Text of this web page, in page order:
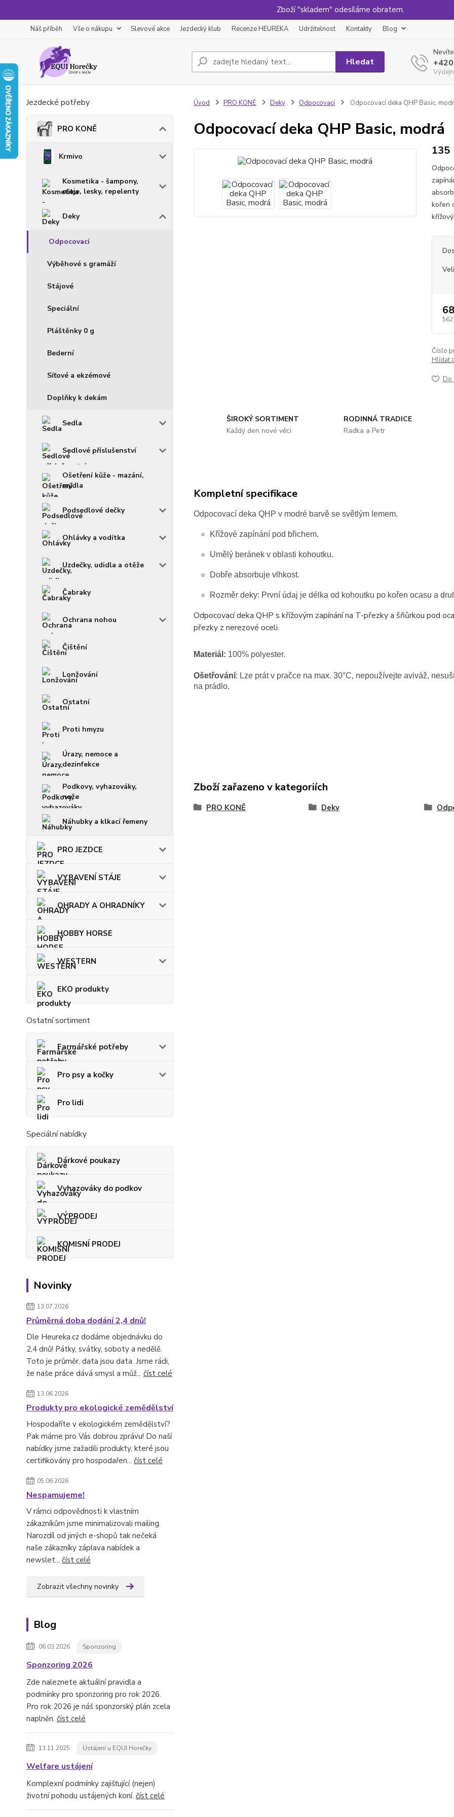
Zboží "skladem" odesíláme obratem.
Náš příběh Vše o nákupu Slevové akce Jezdecký klub Recenze HEUREKA Udržitelnost Kontakty Blog
Hledat
Jezdecké potřeby
PRO KONĚ
Krmivo
Kosmetika - šampony,
oleje, lesky, repelenty
Deky
Odpocovací
Výběhové s gramáží
Stájové
Speciální
Pláštěnky 0 g
Bederní
Síťové a ekzémové
Doplňky k dekám
Sedla
Sedlové příslušenství
Ošetření kůže - mazání,
mýdla
Podsedlové dečky
Ohlávky a vodítka
Uzdečky, udidla a otěže
Čabraky
Ochrana nohou
Čištění
Lonžování
Ostatní
Proti hmyzu
Úrazy, nemoce a
dezinfekce
Podkovy, vyhazováky,
nože
Náhubky a klkací řemeny
PRO JEZDCE
VYBAVENÍ STÁJE
OHRADY A OHRADNÍKY
HOBBY HORSE
WESTERN
EKO produkty
Ostatní sortiment
Farmářské potřeby
Pro psy a kočky
Pro lidi
Speciální nabídky
Dárkové poukazy
Vyhazováky do podkov
VÝPRODEJ
KOMISNÍ PRODEJ
Novinky
13.07.2026
Průměrná doba dodání 2,4 dnů!
Dle Heureka.cz dodáme objednávku do
2,4 dnů! Pátky, svátky, soboty a nedělě.
Toto je průměr, data jsou data. Jsme rádi,
že naše práce dává smysl a můž... číst celé
13.06.2026
Produkty pro ekologické zemědělství
Hospodaříte v ekologickém zemědělství?
Pak máme pro Vás dobrou zprávu! Do naší
nabídky jsme zažadili produkty, které jsou
certifikovány pro hospodařen... číst celé
05.06.2026
Nespamujeme!
V rámci odpovědnosti k vlastním
zákazníkům jsme minimalizovali mailing.
Narozdíl od jiných e-shopů tak nečeká
naše zákazníky záplava nabídek a
newslet... číst celé
Zobrazit všechny novinky
Blog
06.03.2026 Sponzoring
Sponzoring 2026
Zde naleznete aktuální pravidla a
podmínky pro sponzoring pro rok 2026.
Pro rok 2026 je náš sponzorský plán zcela
naplněn. číst celé
13.11.2025 Ustájení u EQUI Horečky
Welfare ustájení
Komplexní podmínky zajišťující (nejen)
životní pohodu ustájených koní. číst celé
Úvod PRO KONĚ Deky Odpocovací Odpocovací deka QHP Basic,
Odpocovací deka QHP Basic, modrá
135
kořen
562
Číslo
Hlídat
Do
ŠIROKÝ SORTIMENT
Každý den nové věci
RODINNÁ TRADICE
Radka a Petr
Kompletní specifikace
Odpocovací deka QHP v modré barvě se světlým lemem.
Křížové zapínání pod břichem.
Umělý beránek v oblasti kohoutku.
Dobře absorbuje vlhkost.
Rozměr deky: První údaj je délka od kohoutku po kořen ocasu a
Odpocovací deka QHP s křížovým zapínání na T-přezky a šňůrkou pod
přezky z nerezové oceli.
Materiál: 100% polyester.
Ošetřování: Lze prát v pračce na max. 30°C, nepoužívejte aviváž,
na prádlo.
Zboží zařazeno v kategoriích
PRO KONĚ Deky